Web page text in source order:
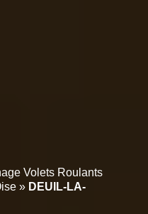
Volets Roulants
» DEUIL-LA-